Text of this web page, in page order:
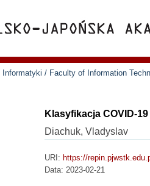
Informatyki / Faculty of Information
Klasyfikacja COVID-
Diachuk, Vladyslav
URI: https://
Data: 2023-02-21